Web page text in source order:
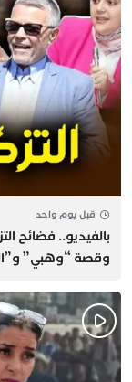
قبل يوم واحد
بالفيديو.. فضائح
وقصة “وهبي”